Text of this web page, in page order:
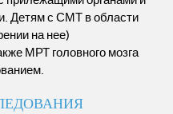
Детям с СМТ в области
на нее)
МРТ головного мозга